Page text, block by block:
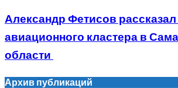
Александр Фетисов
авиационного кластера в
области
Архив публикаций